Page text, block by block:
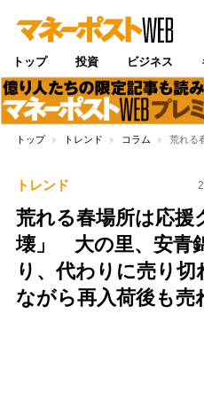
トップ 投資 ビジネス
トップ トレンド コラム 荒れる
トレンド
荒れる春場所は応援
壊」 大の里、安青
り、代わりに売り
ながら再入荷後も売